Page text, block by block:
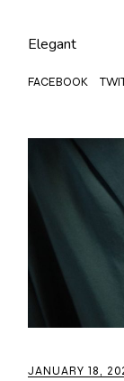
Elegant
FACEBOOK
JANUARY 18,